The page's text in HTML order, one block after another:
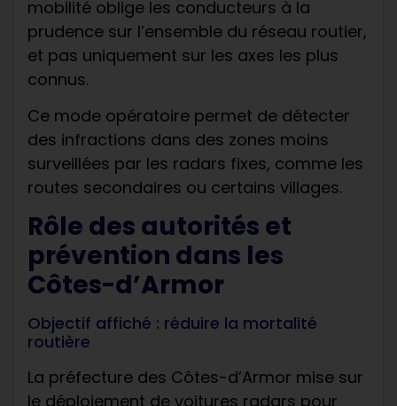
mobilité oblige les conducteurs à la
prudence sur l’ensemble du réseau routier,
et pas uniquement sur les axes les plus
connus.
Ce mode opératoire permet de détecter
des infractions dans des zones moins
surveillées par les radars fixes, comme les
routes secondaires ou certains villages.
Rôle des autorités et
prévention dans les
Côtes-d’Armor
Objectif affiché : réduire la mortalité
routière
La préfecture des Côtes-d’Armor mise sur
le déploiement de voitures radars pour